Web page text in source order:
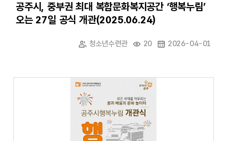
공주시, 중부권 최대 복합문화복지공간 ‘행복누림’
오는 27일 공식 개관(2025.06.24)
청소년수련관 20 2026-04-01